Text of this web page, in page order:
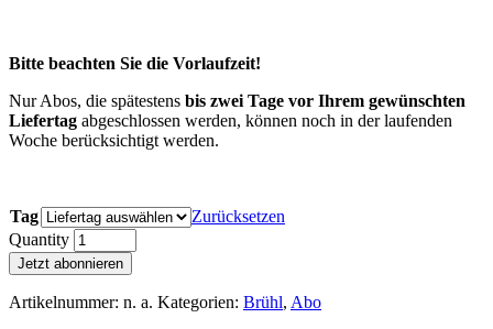
Bitte beachten Sie die Vorlaufzeit!
Nur Abos, die spätestens bis zwei Tage vor Ihrem gewünschten
Liefertag abgeschlossen werden, können noch in der laufenden
Woche berücksichtigt werden.
Tag
Zurücksetzen
Quantity
Jetzt abonnieren
Artikelnummer: n. a. Kategorien: Brühl, Abo